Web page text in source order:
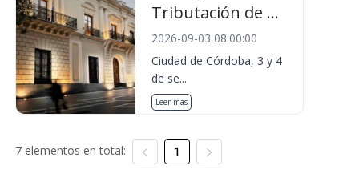
Tributación de ...
2026-09-03 08:00:00
Ciudad de Córdoba, 3 y 4
de se...
Leer más
7 elementos en total: 1